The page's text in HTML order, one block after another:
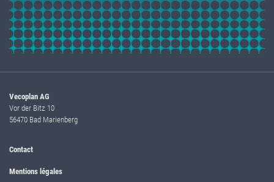
Vecoplan AG
Vor der Bitz 10
56470 Bad Marienberg
Contact
Mentions légales